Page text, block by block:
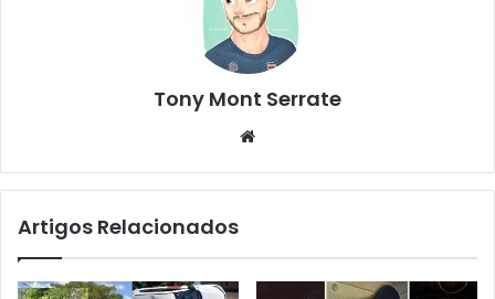
Tony Mont Serrate
te
Artigos Relacionados